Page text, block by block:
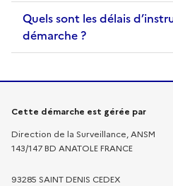
Quels sont les délais
démarche ?
Informations sur
Cette démarche est gérée par
Direction de la Surveillance, ANSM
143/147 BD ANATOLE FRANCE
93285 SAINT DENIS CEDEX